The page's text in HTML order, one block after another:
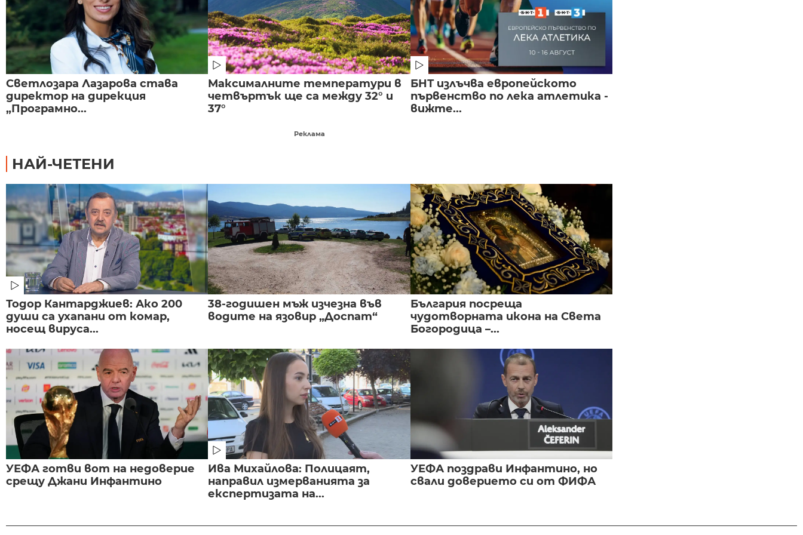
Светлозара Лазарова става
директор на дирекция
„Програмно...
Максималните температури в
четвъртък ще са между 32° и
37°
БНТ излъчва европейското
първенство по лека атлетика -
вижте...
Реклама
НАЙ-ЧЕТЕНИ
Тодор Кантарджиев: Ако 200
души са ухапани от комар,
носещ вируса...
38-годишен мъж изчезна във
водите на язовир „Доспат“
България посреща
чудотворната икона на Света
Богородица –...
УЕФА готви вот на недоверие
срещу Джани Инфантино
Ива Михайлова: Полицаят,
направил измерванията за
експертизата на...
УЕФА поздрави Инфантино, но
свали доверието си от ФИФА